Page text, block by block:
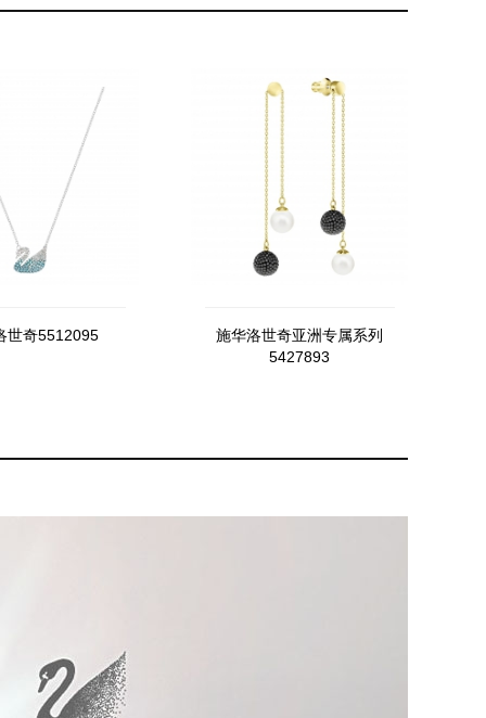
世奇5512095
施华洛世奇亚洲专属系列
5427893